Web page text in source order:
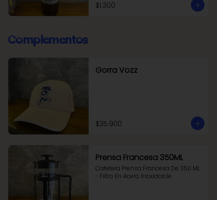
$1.300
Complementos
Gorra Vozz
$35.900
Prensa Francesa 350ML
Cafetera Prensa Francesa De 350 ML
- Filtro En Acero Inoxidable